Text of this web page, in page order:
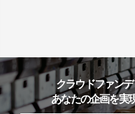
クラウドファンデ
あなたの企画を実